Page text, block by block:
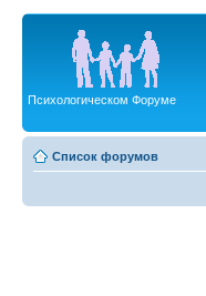
Психологическом Форуме
Список форумов